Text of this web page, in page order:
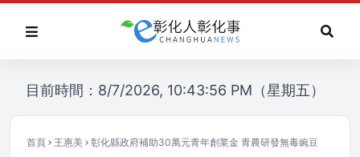
目前時間：8/7/2026, 10:43:56 PM（星期五）
首頁 王惠美 彰化縣政府補助30萬元青年創業金 青農研發無毒豌豆